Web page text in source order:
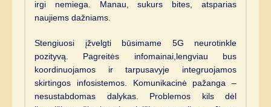
irgi nemiega. Manau, sukurs bites, atsparias
naujiems dažniams.
Stengiuosi įžvelgti būsimame 5G neurotinkle
pozityvą. Pagreitės infomainai,lengviau bus
koordinuojamos ir tarpusavyje integruojamos
skirtingos infosistemos. Komunikacinė pažanga –
nesustabdomas dalykas. Problemos kils dėl